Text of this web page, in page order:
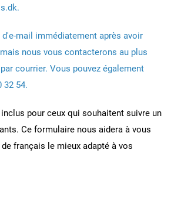
.
mail immédiatement après avoir
nous vous contacterons au plus
courrier. Vous pouvez également
32 54.
pour ceux qui souhaitent suivre un
Ce formulaire nous aidera à vous
français le mieux adapté à vos